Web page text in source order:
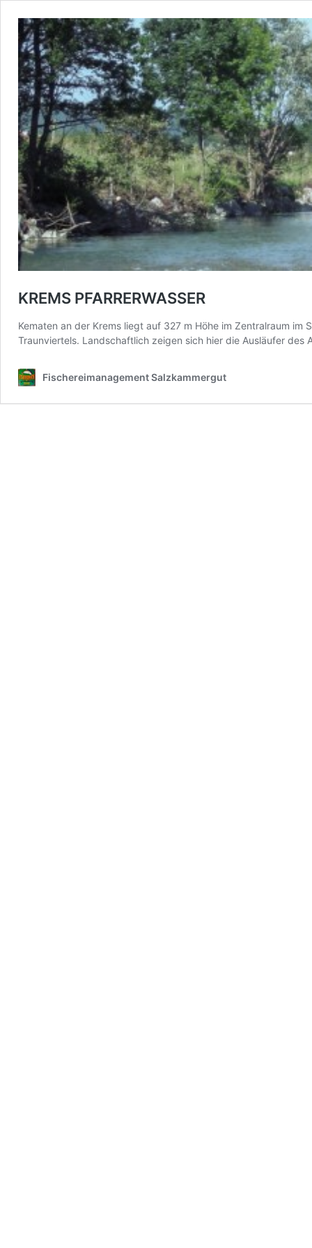
KREMS PFARRERWASSER
Kematen an der Krems liegt auf 327 m Höhe im Zentralraum
Traunviertels. Landschaftlich zeigen sich hier die Ausläufer
Fischereimanagement Salzkammergut